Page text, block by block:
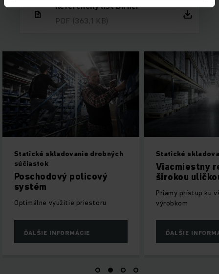
Referenčný list Birner
PDF (363,1 KB)
Statické skladovanie drobných
súčiastok
Poschodový policový
systém
Optimálne využitie priestoru
ĎALŠIE INFORMÁCIE
Statické
Viacmiestny
širokou
Priamy prístup ku
výrobkom
ĎALŠIE